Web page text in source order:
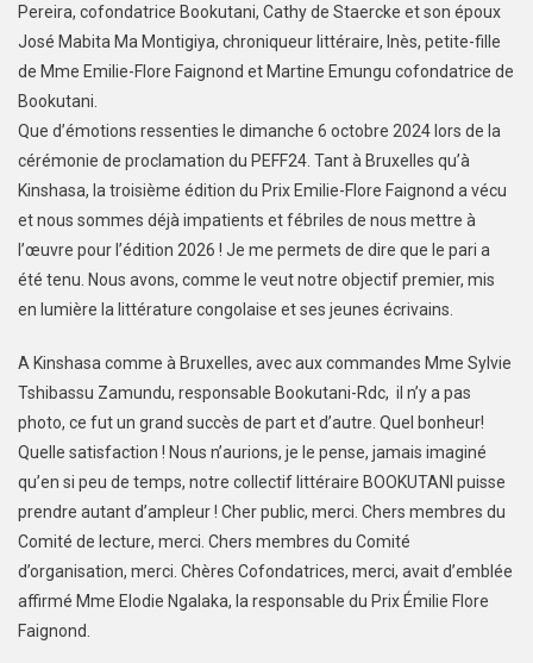
Pereira, cofondatrice Bookutani, Cathy de Staercke et son époux
José Mabita Ma Montigiya, chroniqueur littéraire, Inès, petite-fille
de Mme Emilie-Flore Faignond et Martine Emungu cofondatrice de
Bookutani.
Que d’émotions ressenties le dimanche 6 octobre 2024 lors de la
cérémonie de proclamation du PEFF24. Tant à Bruxelles qu’à
Kinshasa, la troisième édition du Prix Emilie-Flore Faignond a vécu
et nous sommes déjà impatients et fébriles de nous mettre à
l’œuvre pour l’édition 2026 ! Je me permets de dire que le pari a
été tenu. Nous avons, comme le veut notre objectif premier, mis
en lumière la littérature congolaise et ses jeunes écrivains.
A Kinshasa comme à Bruxelles, avec aux commandes Mme Sylvie
Tshibassu Zamundu, responsable Bookutani-Rdc, il n’y a pas
photo, ce fut un grand succès de part et d’autre. Quel bonheur!
Quelle satisfaction ! Nous n’aurions, je le pense, jamais imaginé
qu’en si peu de temps, notre collectif littéraire BOOKUTANI puisse
prendre autant d’ampleur ! Cher public, merci. Chers membres du
Comité de lecture, merci. Chers membres du Comité
d’organisation, merci. Chères Cofondatrices, merci, avait d’emblée
affirmé Mme Elodie Ngalaka, la responsable du Prix Émilie Flore
Faignond.